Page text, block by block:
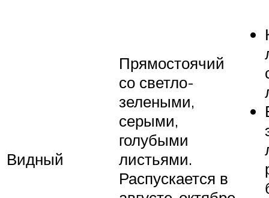
Видный
Прямостоячий
со светло-
зелеными,
серыми,
голубыми
листьями.
Распускается в